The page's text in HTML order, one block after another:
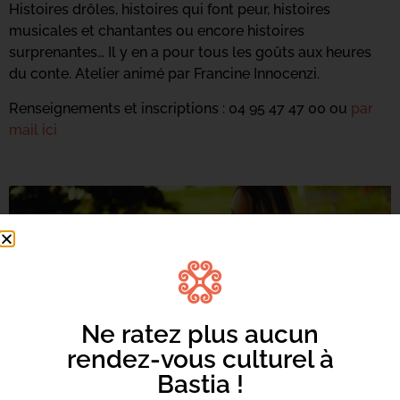
Histoires drôles, histoires qui font peur, histoires
musicales et chantantes ou encore histoires
surprenantes… Il y en a pour tous les goûts aux heures
du conte. Atelier animé par Francine Innocenzi.
Renseignements et inscriptions : 04 95 47 47 00 ou par
mail ici
Ne ratez plus aucun
rendez-vous culturel à
Bastia !